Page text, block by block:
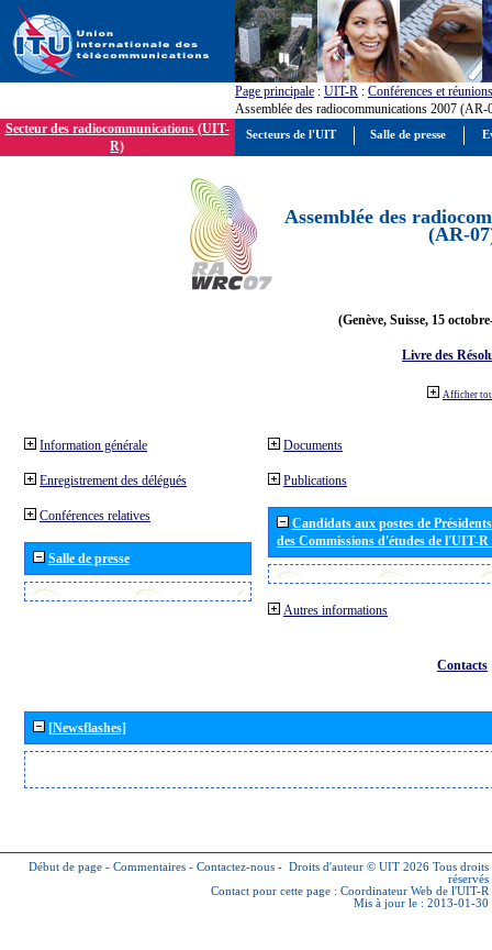
Page principale : UIT-R : Conférences et réunions
Assemblée des radiocommunications 2007 (AR-
Secteur des radiocommunications (UIT-
R)
Assemblée des
(AR-
(Genève, Suisse, 15
Livre des
Afficher
Information générale
Enregistrement des délégués
Conférences relatives
Salle de presse
Documents
Publications
Candidats aux postes de
des Commissions d'études de l'UIT-
Autres informations
Contacts
[Newsflashes]
Début de page - Commentaires - Contactez-nous - Droits d'auteur © UIT 2026 Tous droits
réservés
Contact pour cette page : Coordinateur Web de l'UIT-R
Mis à jour le : 2013-01-30
Secteurs de l'UIT Salle de presse